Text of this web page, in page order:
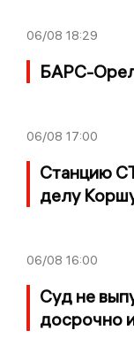
06/08 18:29
БАРС-
06/08 17:00
Станцию
делу
06/08 16:00
Суд не
досрочно